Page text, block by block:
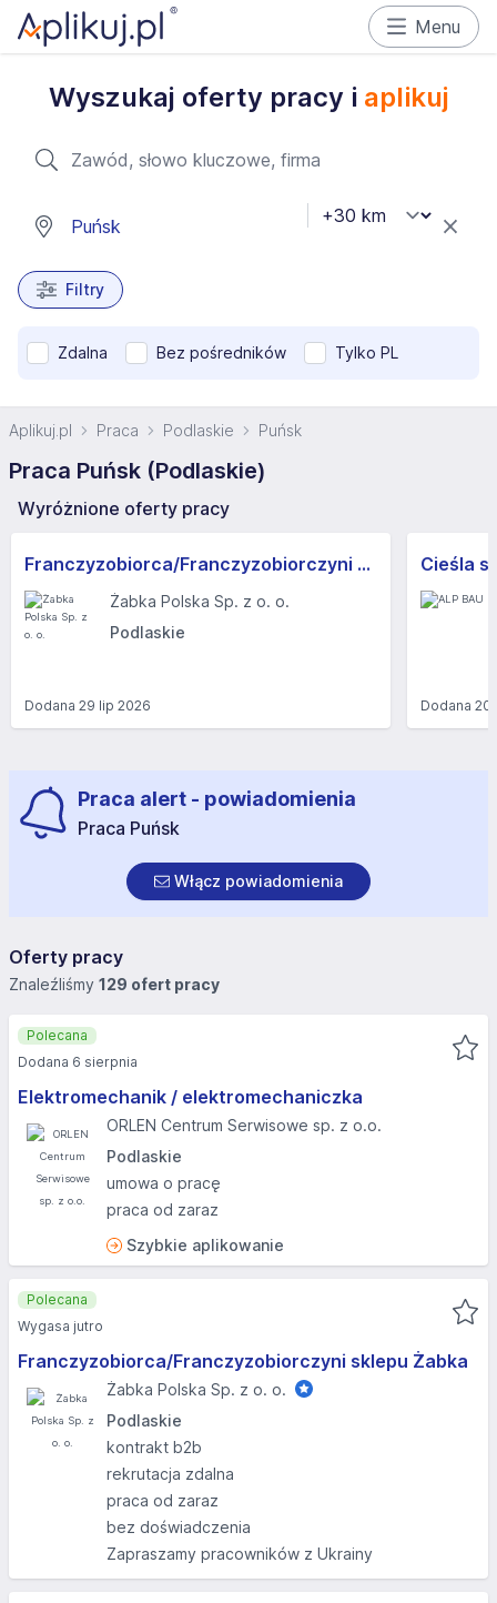
Menu
Wyszukaj oferty pracy i aplikuj
Filtry
Zdalna Bez pośredników Tylko PL
Aplikuj.pl Praca Podlaskie Puńsk
Praca Puńsk (Podlaskie)
Wyróżnione oferty pracy
Franczyzobiorca/Franczyzobiorczyni sklepu Żabka
Żabka Polska Sp. z o. o.
Podlaskie
Dodana 29 lip 2026
Cieśla
Dodana20
Praca alert - powiadomienia
Praca Puńsk
Włącz powiadomienia
Oferty pracy
Znaleźliśmy 129 ofert pracy
Elektromechanik / elektromechaniczka
ORLEN Centrum Serwisowe sp. z o.o.
Podlaskie
umowa o pracę
praca od zaraz
Szybkie aplikowanie
Polecana
Dodana 6 sierpnia
Franczyzobiorca/Franczyzobiorczyni sklepu Żabka
Żabka Polska Sp. z o. o.
Podlaskie
kontrakt b2b
rekrutacja zdalna
praca od zaraz
bez doświadczenia
Zapraszamy pracowników z Ukrainy
Polecana
Wygasa jutro